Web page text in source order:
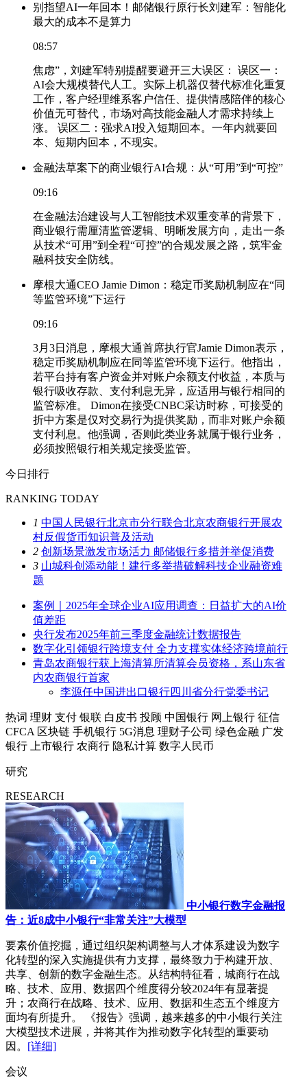
别指望AI一年回本！邮储银行原行长刘建军：智能化
最大的成本不是算力
08:57
焦虑”，刘建军特别提醒要避开三大误区： 误区一：
AI会大规模替代人工。实际上机器仅替代标准化重复
工作，客户经理维系客户信任、提供情感陪伴的核心
价值无可替代，市场对高技能金融人才需求持续上
涨。 误区二：强求AI投入短期回本。一年内就要回
本、短期内回本，不现实。
金融法草案下的商业银行AI合规：从“可用”到“可控”
09:16
在金融法治建设与人工智能技术双重变革的背景下，
商业银行需厘清监管逻辑、明晰发展方向，走出一条
从技术“可用”到全程“可控”的合规发展之路，筑牢金
融科技安全防线。
摩根大通CEO Jamie Dimon：稳定币奖励机制应在“同
等监管环境”下运行
09:16
3月3日消息，摩根大通首席执行官Jamie Dimon表示，
稳定币奖励机制应在同等监管环境下运行。他指出，
若平台持有客户资金并对账户余额支付收益，本质与
银行吸收存款、支付利息无异，应适用与银行相同的
监管标准。 Dimon在接受CNBC采访时称，可接受的
折中方案是仅对交易行为提供奖励，而非对账户余额
支付利息。他强调，否则此类业务就属于银行业务，
必须按照银行相关规定接受监管。
今日排行
RANKING TODAY
1 中国人民银行北京市分行联合北京农商银行开展农
村反假货币知识普及活动
2 创新场景激发市场活力 邮储银行多措并举促消费
3 山城科创添动能！建行多举措破解科技企业融资难
题
案例｜2025年全球企业AI应用调查：日益扩大的AI价
值差距
央行发布2025年前三季度金融统计数据报告
数字化引领银行跨境支付 全力支撑实体经济跨境前行
青岛农商银行获上海清算所清算会员资格，系山东省
内农商银行首家
李源任中国进出口银行四川省分行党委书记
热词 理财 支付 银联 白皮书 投顾 中国银行 网上银行 征信
CFCA 区块链 手机银行 5G消息 理财子公司 绿色金融 广发
银行
上市银行 农商行 隐私计算 数字人民币
研究
RESEARCH
中小银行数字金融报
告：近8成中小银行“非常关注”大模型
要素价值挖掘，通过组织架构调整与人才体系建设为数字
化转型的深入实施提供有力支撑，最终致力于构建开放、
共享、创新的数字金融生态。从结构特征看，城商行在战
略、技术、应用、数据四个维度得分较2024年有显著提
升；农商行在战略、技术、应用、数据和生态五个维度方
面均有所提升。 《报告》强调，越来越多的中小银行关注
大模型技术进展，并将其作为推动数字化转型的重要动
因。 [详细]
会议